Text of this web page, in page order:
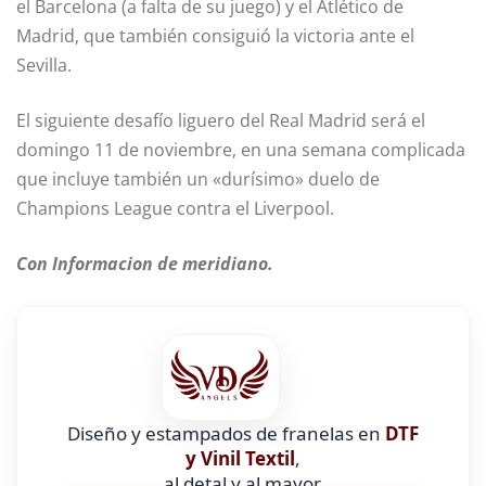
el Barcelona (a falta de su juego) y el Atlético de
Madrid, que también consiguió la victoria ante el
Sevilla.
El siguiente desafío liguero del Real Madrid será el
domingo 11 de noviembre, en una semana complicada
que incluye también un «durísimo» duelo de
Champions League contra el Liverpool.
Con Informacion de meridiano.
Diseño y estampados de franelas en DTF
y Vinil Textil,